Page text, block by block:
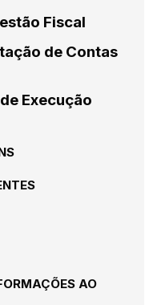
Fiscal
de Contas
Execução
AO